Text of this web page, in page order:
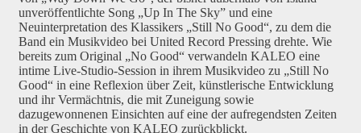
unveröffentlichte Song „Up In The Sky” und eine
Neuinterpretation des Klassikers „Still No Good“, zu dem die
Band ein Musikvideo bei United Record Pressing drehte. Wie
bereits zum Original „No Good“ verwandeln KALEO eine
intime Live-Studio-Session in ihrem Musikvideo zu „Still No
Good“ in eine Reflexion über Zeit, künstlerische Entwicklung
und ihr Vermächtnis, die mit Zuneigung sowie
dazugewonnenen Einsichten auf eine der aufregendsten Zeiten
in der Geschichte von KALEO zurückblickt.